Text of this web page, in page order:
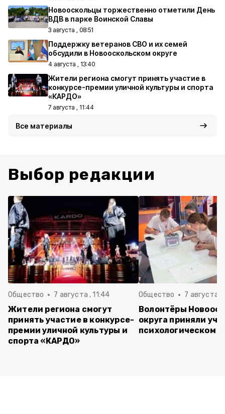
Новооскольцы торжественно отметили День
ВДВ в парке Воинской Славы
3 августа , 08:51
Поддержку ветеранов СВО и их семей
обсудили в Новооскольском округе
4 августа , 13:40
Жители региона смогут принять участие в
конкурсе-премии уличной культуры и спорта
«КАРДО»
7 августа , 11:44
Все материалы
Выбор редакции
Общество 7 августа , 11:44
Жители региона смогут
принять участие в конкурсе-
премии уличной культуры и
спорта «КАРДО»
Общество 7 августа ,
Волонтёры
округа приняли
психологическом